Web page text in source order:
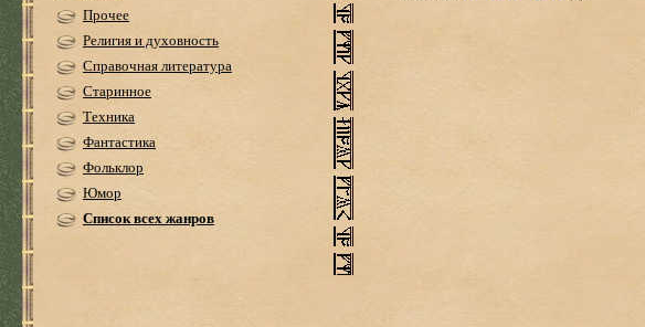
Прочее
Религия и духовность
Справочная литература
Старинное
Техника
Фантастика
Фольклор
Юмор
Список всех жанров